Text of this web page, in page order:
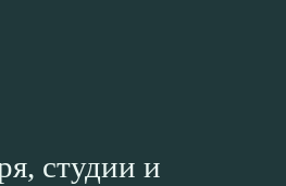
студии и